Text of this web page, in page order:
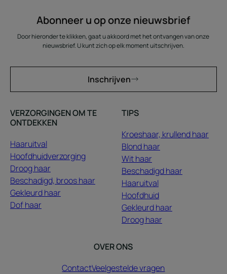
Abonneer u op onze nieuwsbrief
Door hieronder te klikken, gaat u akkoord met het ontvangen van onze
nieuwsbrief. U kunt zich op elk moment uitschrijven.
Inschrijven
VERZORGINGEN OM TE
ONTDEKKEN
Haaruitval
Hoofdhuidverzorging
Droog haar
Beschadigd, broos haar
Gekleurd haar
Dof haar
TIPS
Kroeshaar, krullend haar
Blond haar
Wit haar
Beschadigd haar
Haaruitval
Hoofdhuid
Gekleurd haar
Droog haar
OVER ONS
ContactVeelgestelde vragen